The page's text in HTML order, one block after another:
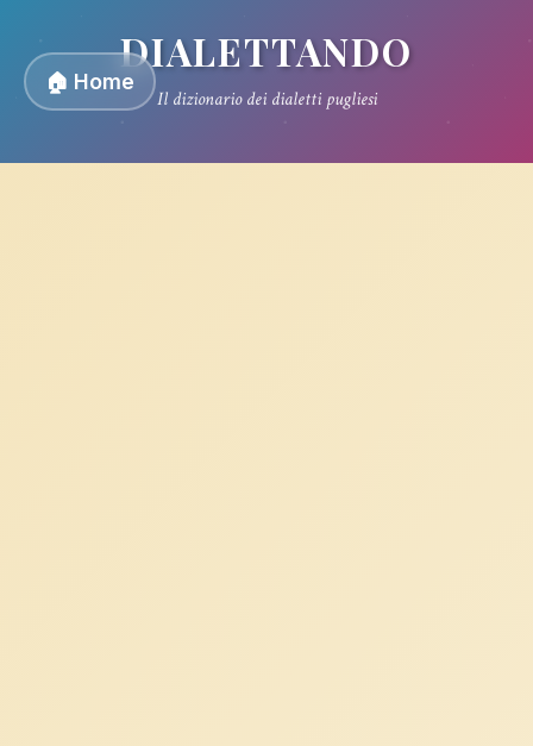
🏠 Home
DIALETTANDO
Il dizionario dei dialetti pugliesi